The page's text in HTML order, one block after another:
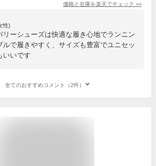
価格と在庫を楽天でチェック >>
性)
リーシューズは快適な履き心地でランニン
ルで履きやすく、サイズも豊富でユニセッ
いいです
全てのおすすめコメント（2件）